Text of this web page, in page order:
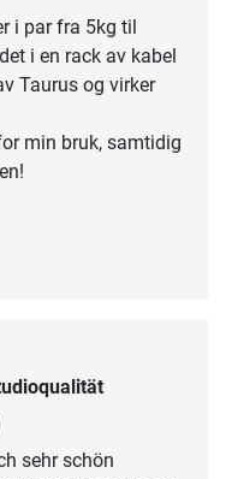
i par fra 5kg til
i en rack av kabel
Taurus og virker
min bruk, samtidig
sehr schön